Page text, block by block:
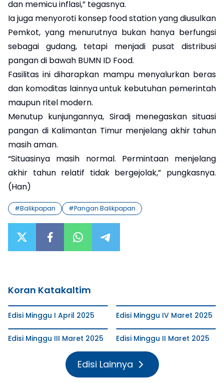
dan memicu inflasi,” tegasnya.
Ia juga menyoroti konsep food station yang diusulkan
Pemkot, yang menurutnya bukan hanya berfungsi
sebagai gudang, tetapi menjadi pusat distribusi
pangan di bawah BUMN ID Food.
Fasilitas ini diharapkan mampu menyalurkan beras
dan komoditas lainnya untuk kebutuhan pemerintah
maupun ritel modern.
Menutup kunjungannya, Siradj menegaskan situasi
pangan di Kalimantan Timur menjelang akhir tahun
masih aman.
“Situasinya masih normal. Permintaan menjelang
akhir tahun relatif tidak bergejolak,” pungkasnya.
(Han)
#Balikpapan #Pangan Balikpapan
Koran Katakaltim
Edisi Minggu I April 2025 Edisi Minggu IV Maret 2025
Edisi Minggu III Maret 2025 Edisi Minggu II Maret 2025
Edisi Lainnya